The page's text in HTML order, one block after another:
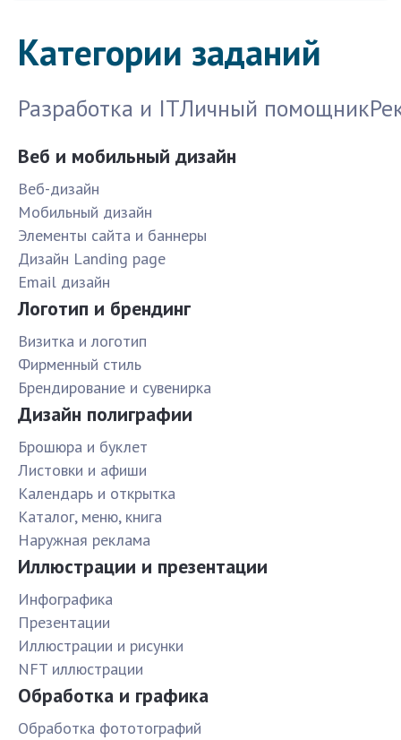
Категории заданий
Разработка и ITЛичный помощник
Веб и мобильный дизайн
Веб-дизайн
Мобильный дизайн
Элементы сайта и баннеры
Дизайн Landing page
Email дизайн
Логотип и брендинг
Визитка и логотип
Фирменный стиль
Брендирование и сувенирка
Дизайн полиграфии
Брошюра и буклет
Листовки и афиши
Календарь и открытка
Каталог, меню, книга
Наружная реклама
Иллюстрации и презентации
Инфографика
Презентации
Иллюстрации и рисунки
NFT иллюстрации
Обработка и графика
Обработка фототографий